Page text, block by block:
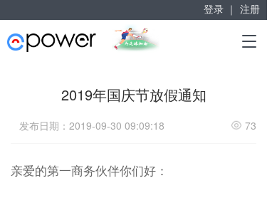
T
n
赋能“大众创业”
掘金万亿企业服务市场！
登录 ｜ 注册
2019年国庆节放假通知
发布日期：2019-09-30 09:09:18 73
亲爱的第一商务伙伴你们好：